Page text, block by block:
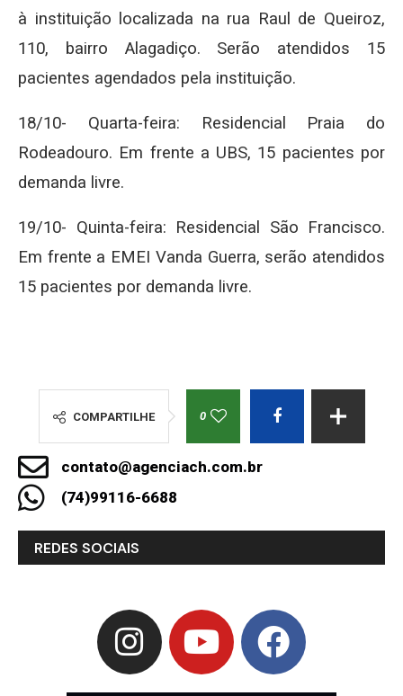
à instituição localizada na rua Raul de Queiroz,
110, bairro Alagadiço. Serão atendidos 15
pacientes agendados pela instituição.
18/10- Quarta-feira: Residencial Praia do
Rodeadouro. Em frente a UBS, 15 pacientes por
demanda livre.
19/10- Quinta-feira: Residencial São Francisco.
Em frente a EMEI Vanda Guerra, serão atendidos
15 pacientes por demanda livre.
COMPARTILHE 0
contato@agenciach.com.br
(74)99116-6688
REDES SOCIAIS